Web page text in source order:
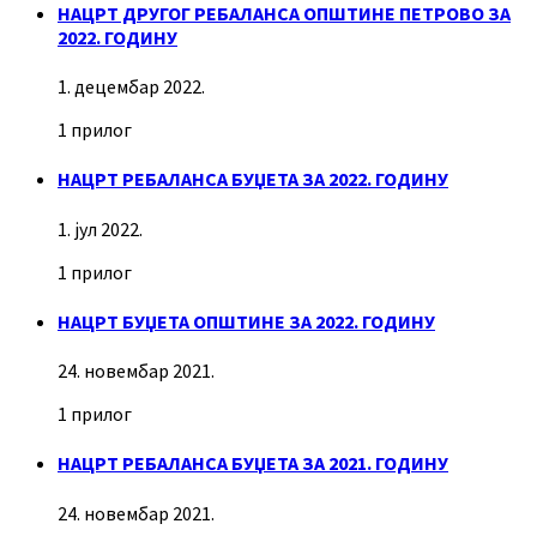
НАЦРТ ДРУГОГ РЕБАЛАНСА ОПШТИНЕ ПЕТРОВО ЗА
2022. ГОДИНУ
1. децембар 2022.
1 прилог
НАЦРТ РЕБАЛАНСА БУЏЕТА ЗА 2022. ГОДИНУ
1. јул 2022.
1 прилог
НАЦРТ БУЏЕТА ОПШТИНЕ ЗА 2022. ГОДИНУ
24. новембар 2021.
1 прилог
НАЦРТ РЕБАЛАНСА БУЏЕТА ЗА 2021. ГОДИНУ
24. новембар 2021.